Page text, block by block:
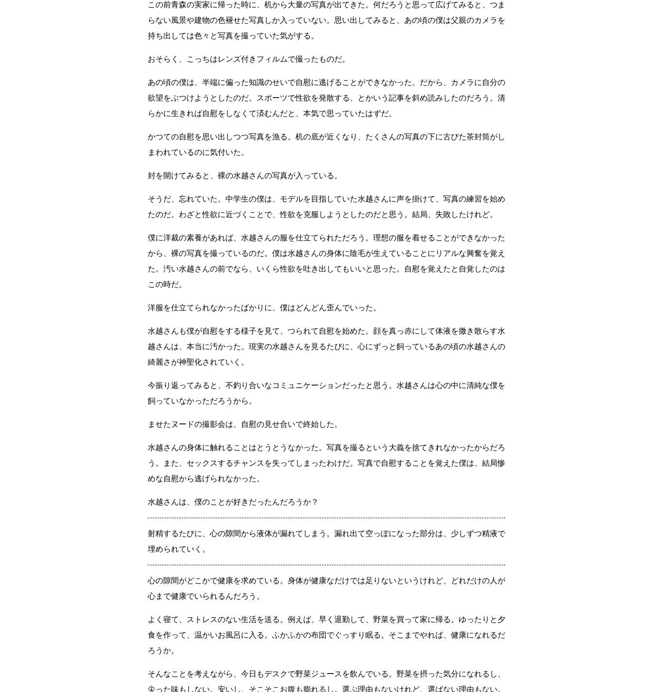
この前青森の実家に帰った時に、机から大量の写真が出てきた。何だろうと思って広げてみると、つま
らない風景や建物の色褪せた写真しか入っていない。思い出してみると、あの頃の僕は父親のカメラを
持ち出しては色々と写真を撮っていた気がする。
おそらく、こっちはレンズ付きフィルムで撮ったものだ。
あの頃の僕は、半端に偏った知識のせいで自慰に逃げることができなかった。だから、カメラに自分の
欲望をぶつけようとしたのだ。スポーツで性欲を発散する、とかいう記事を斜め読みしたのだろう。清
らかに生きれば自慰をしなくて済むんだと、本気で思っていたはずだ。
かつての自慰を思い出しつつ写真を漁る。机の底が近くなり、たくさんの写真の下に古びた茶封筒がし
まわれているのに気付いた。
封を開けてみると、裸の水越さんの写真が入っている。
そうだ、忘れていた。中学生の僕は、モデルを目指していた水越さんに声を掛けて、写真の練習を始め
たのだ。わざと性欲に近づくことで、性欲を克服しようとしたのだと思う。結局、失敗したけれど。
僕に洋裁の素養があれば、水越さんの服を仕立てられただろう。理想の服を着せることができなかった
から、裸の写真を撮っているのだ。僕は水越さんの身体に陰毛が生えていることにリアルな興奮を覚え
た。汚い水越さんの前でなら、いくら性欲を吐き出してもいいと思った。自慰を覚えたと自覚したのは
この時だ。
洋服を仕立てられなかったばかりに、僕はどんどん歪んでいった。
水越さんも僕が自慰をする様子を見て、つられて自慰を始めた。顔を真っ赤にして体液を撒き散らす水
越さんは、本当に汚かった。現実の水越さんを見るたびに、心にずっと飼っているあの頃の水越さんの
綺麗さが神聖化されていく。
今振り返ってみると、不釣り合いなコミュニケーションだったと思う。水越さんは心の中に清純な僕を
飼っていなかっただろうから。
ませたヌードの撮影会は、自慰の見せ合いで終始した。
水越さんの身体に触れることはとうとうなかった。写真を撮るという大義を捨てきれなかったからだろ
う。また、セックスするチャンスを失ってしまったわけだ。写真で自慰することを覚えた僕は、結局惨
めな自慰から逃げられなかった。
水越さんは、僕のことが好きだったんだろうか？
射精するたびに、心の隙間から液体が漏れてしまう。漏れ出て空っぽになった部分は、少しずつ精液で
埋められていく。
心の隙間がどこかで健康を求めている。身体が健康なだけでは足りないというけれど、どれだけの人が
心まで健康でいられるんだろう。
よく寝て、ストレスのない生活を送る。例えば、早く退勤して、野菜を買って家に帰る。ゆったりと夕
食を作って、温かいお風呂に入る。ふかふかの布団でぐっすり眠る。そこまでやれば、健康になれるだ
ろうか。
そんなことを考えながら、今日もデスクで野菜ジュースを飲んでいる。野菜を摂った気分になれるし、
尖った味もしない。安いし、そこそこお腹も膨れるし。選ぶ理由もないけれど、選ばない理由もない。